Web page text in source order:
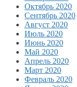
Октябрь 2020
Сентябрь 2020
Август 2020
Июль 2020
Июнь 2020
Май 2020
Апрель 2020
Март 2020
Февраль 2020